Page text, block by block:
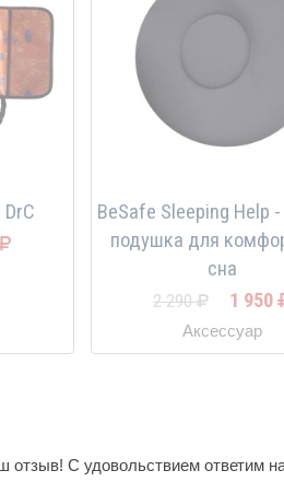
BeSafe Sleeping Help
подушка для
сна
2 290 1 950
Аксессуар
отзыв! С удовольствием ответим